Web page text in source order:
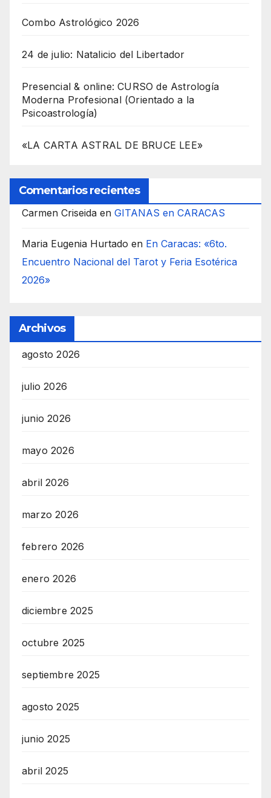
Combo Astrológico 2026
24 de julio: Natalicio del Libertador
Presencial & online: CURSO de Astrología
Moderna Profesional (Orientado a la
Psicoastrología)
«LA CARTA ASTRAL DE BRUCE LEE»
Comentarios recientes
Carmen Criseida en GITANAS en CARACAS
Maria Eugenia Hurtado en En Caracas: «6to.
Encuentro Nacional del Tarot y Feria Esotérica
2026»
Archivos
agosto 2026
julio 2026
junio 2026
mayo 2026
abril 2026
marzo 2026
febrero 2026
enero 2026
diciembre 2025
octubre 2025
septiembre 2025
agosto 2025
junio 2025
abril 2025